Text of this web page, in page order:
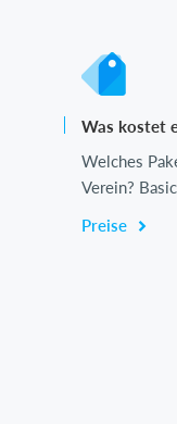
Was kostet
Welches
Verein?
Preise